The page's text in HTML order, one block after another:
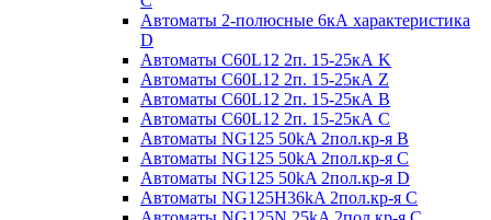
Автоматы 2-полюсные 6кА характеристика
D
Автоматы C60L12 2п. 15-25кА K
Автоматы C60L12 2п. 15-25кА Z
Автоматы C60L12 2п. 15-25кА B
Автоматы C60L12 2п. 15-25кА C
Автоматы NG125 50kA 2пол.кр-я B
Автоматы NG125 50kA 2пол.кр-я C
Автоматы NG125 50kA 2пол.кр-я D
Автоматы NG125H36kA 2пол.кр-я C